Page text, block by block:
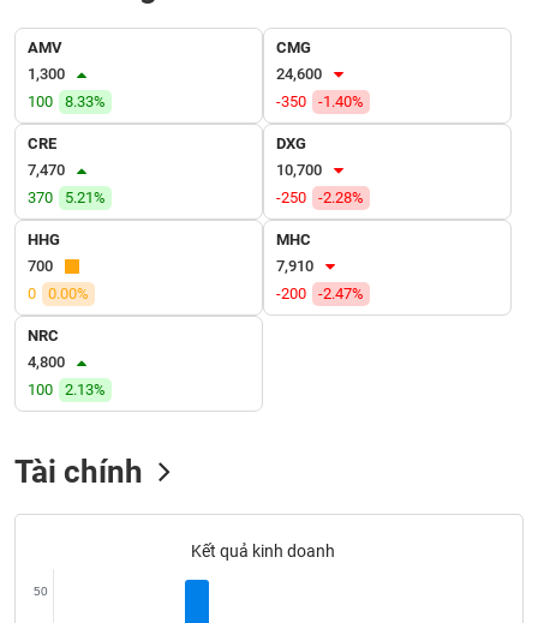
AMV
1,300
100
8.33%
CMG
24,600
-350
-1.40%
CRE
7,470
370
5.21%
DXG
10,700
-250
-2.28%
HHG
700
0
0.00%
MHC
7,910
-200
-2.47%
NRC
4,800
100
2.13%
Tài chính
Kết quả kinh doanh
50
SỨC
KHỎE
TÀI
CHÍNH
CÔNG
THÔNG
TIN
DỊCH
TRUYỀN
THÔNG